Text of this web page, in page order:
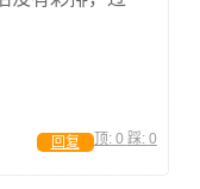
顶: 0 踩: 0
回复